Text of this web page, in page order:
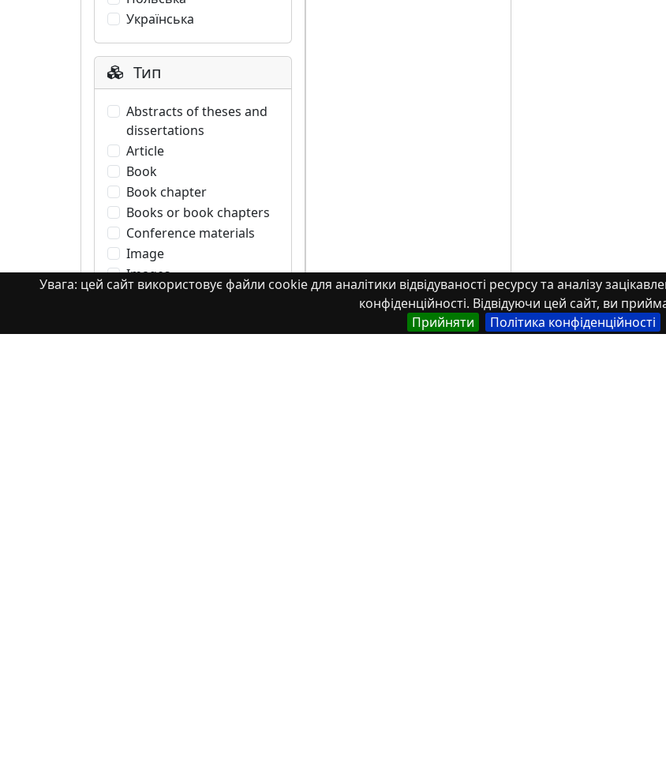
Увага: цей сайт використовує файли cookie для аналітики відвідуваності ресурсу та аналізу
конфіденційності. Відвідуючи цей сайт, ви
Прийняти
Політика конфіденційності
Українська
Тип
Abstracts of theses and
dissertations
Article
Book
Book chapter
Books or book chapters
Conference materials
Image
Images
Learning Object
Monograph. Books or